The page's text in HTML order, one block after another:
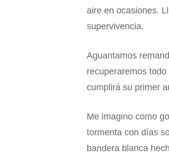
aire en ocasiones.
supervivencia.
Aguantamos
recuperaremos
cumplirá su primer
Me imagino como
tormenta con días
bandera blanca